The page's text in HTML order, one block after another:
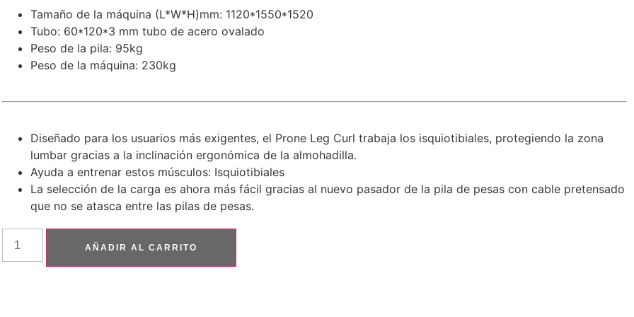
Tamaño de la máquina (L*W*H)mm: 1120*1550*1520
Tubo: 60*120*3 mm tubo de acero ovalado
Peso de la pila: 95kg
Peso de la máquina: 230kg
Diseñado para los usuarios más exigentes, el Prone Leg Curl trabaja los isquiotibiales, protegiendo la zona
lumbar gracias a la inclinación ergonómica de la almohadilla.
Ayuda a entrenar estos músculos: Isquiotibiales
La selección de la carga es ahora más fácil gracias al nuevo pasador de la pila de pesas con cable pretensado
que no se atasca entre las pilas de pesas.
AÑADIR AL CARRITO